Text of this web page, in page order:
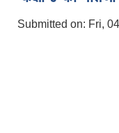
Submitted on: Fri,